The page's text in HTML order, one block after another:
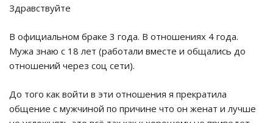
Здравствуйте
В официальном браке 3 года. В отношениях 4 года.
Мужа знаю с 18 лет (работали вместе и общались до
отношений через соц сети).
До того как войти в эти отношения я прекратила
общение с мужчиной по причине что он женат и лучше